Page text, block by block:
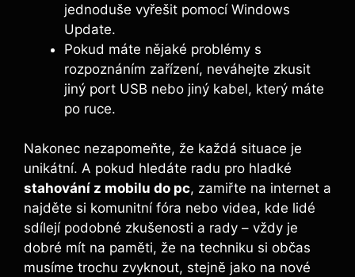
jednoduše vyřešit pomocí Windows
Update.
Pokud máte nějaké problémy s
rozpoznáním zařízení, neváhejte zkusit
jiný port USB nebo jiný kabel, který máte
po ruce.
Nakonec nezapomeňte, že každá situace je
unikátní. A pokud hledáte radu pro hladké
stahování z mobilu do pc, zamiřte na internet a
najděte si komunitní fóra nebo videa, kde lidé
sdílejí podobné zkušenosti a rady – vždy je
dobré mít na paměti, že na techniku si občas
musíme trochu zvyknout, stejně jako na nové